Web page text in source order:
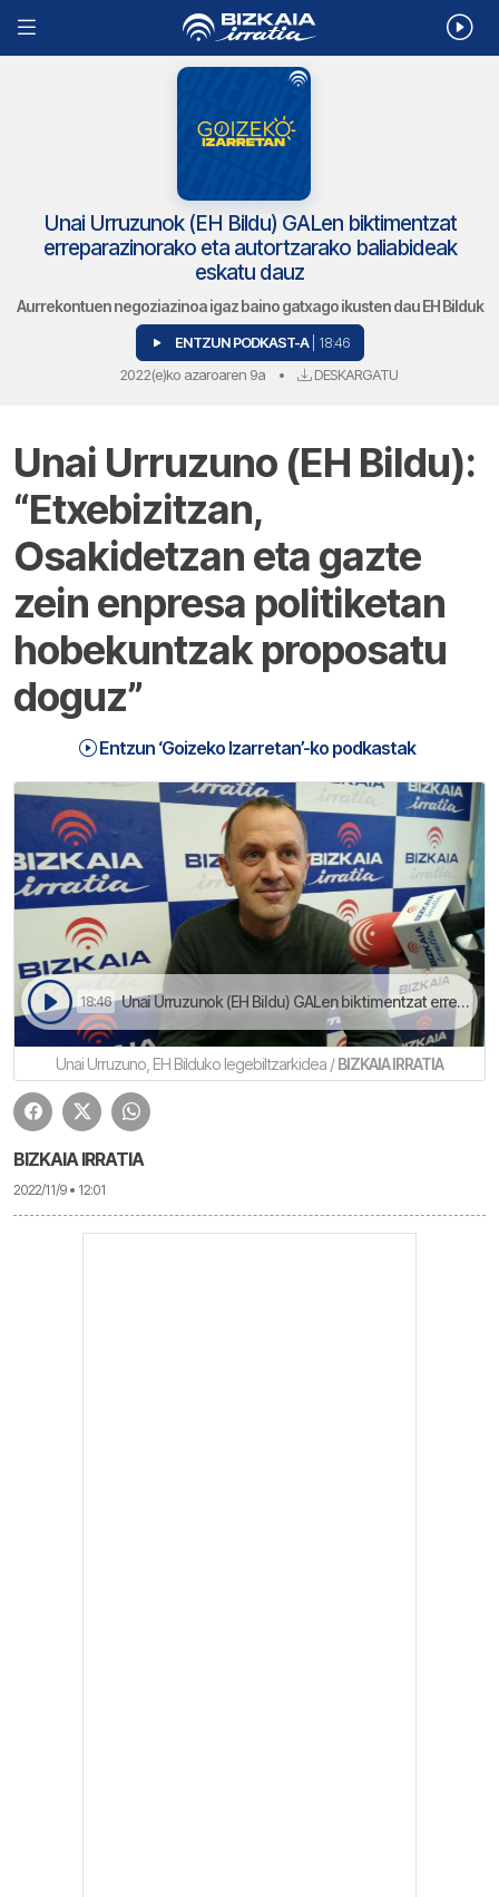
Unai Urruzunok (EH Bildu) GALen biktimentzat
erreparazinorako eta autortzarako baliabideak
eskatu dauz
Aurrekontuen negoziazinoa igaz baino gatxago ikusten dau EH Bilduk
ENTZUN PODKAST-A | 18:46
2022(e)ko azaroaren 9a • DESKARGATU
Unai Urruzuno (EH Bildu):
“Etxebizitzan,
Osakidetzan eta gazte
zein enpresa politiketan
hobekuntzak proposatu
doguz”
Entzun ‘Goizeko Izarretan’-ko podkastak
18:46 Unai Urruzunok (EH Bildu) GALen biktimentzat erreparazinorako eta autortzarako baliabideak eskatu dauz | Goizeko Izarretan
Unai Urruzuno, EH Bilduko legebiltzarkidea /BIZKAIA IRRATIA
BIZKAIA IRRATIA
2022/11/9 • 12:01